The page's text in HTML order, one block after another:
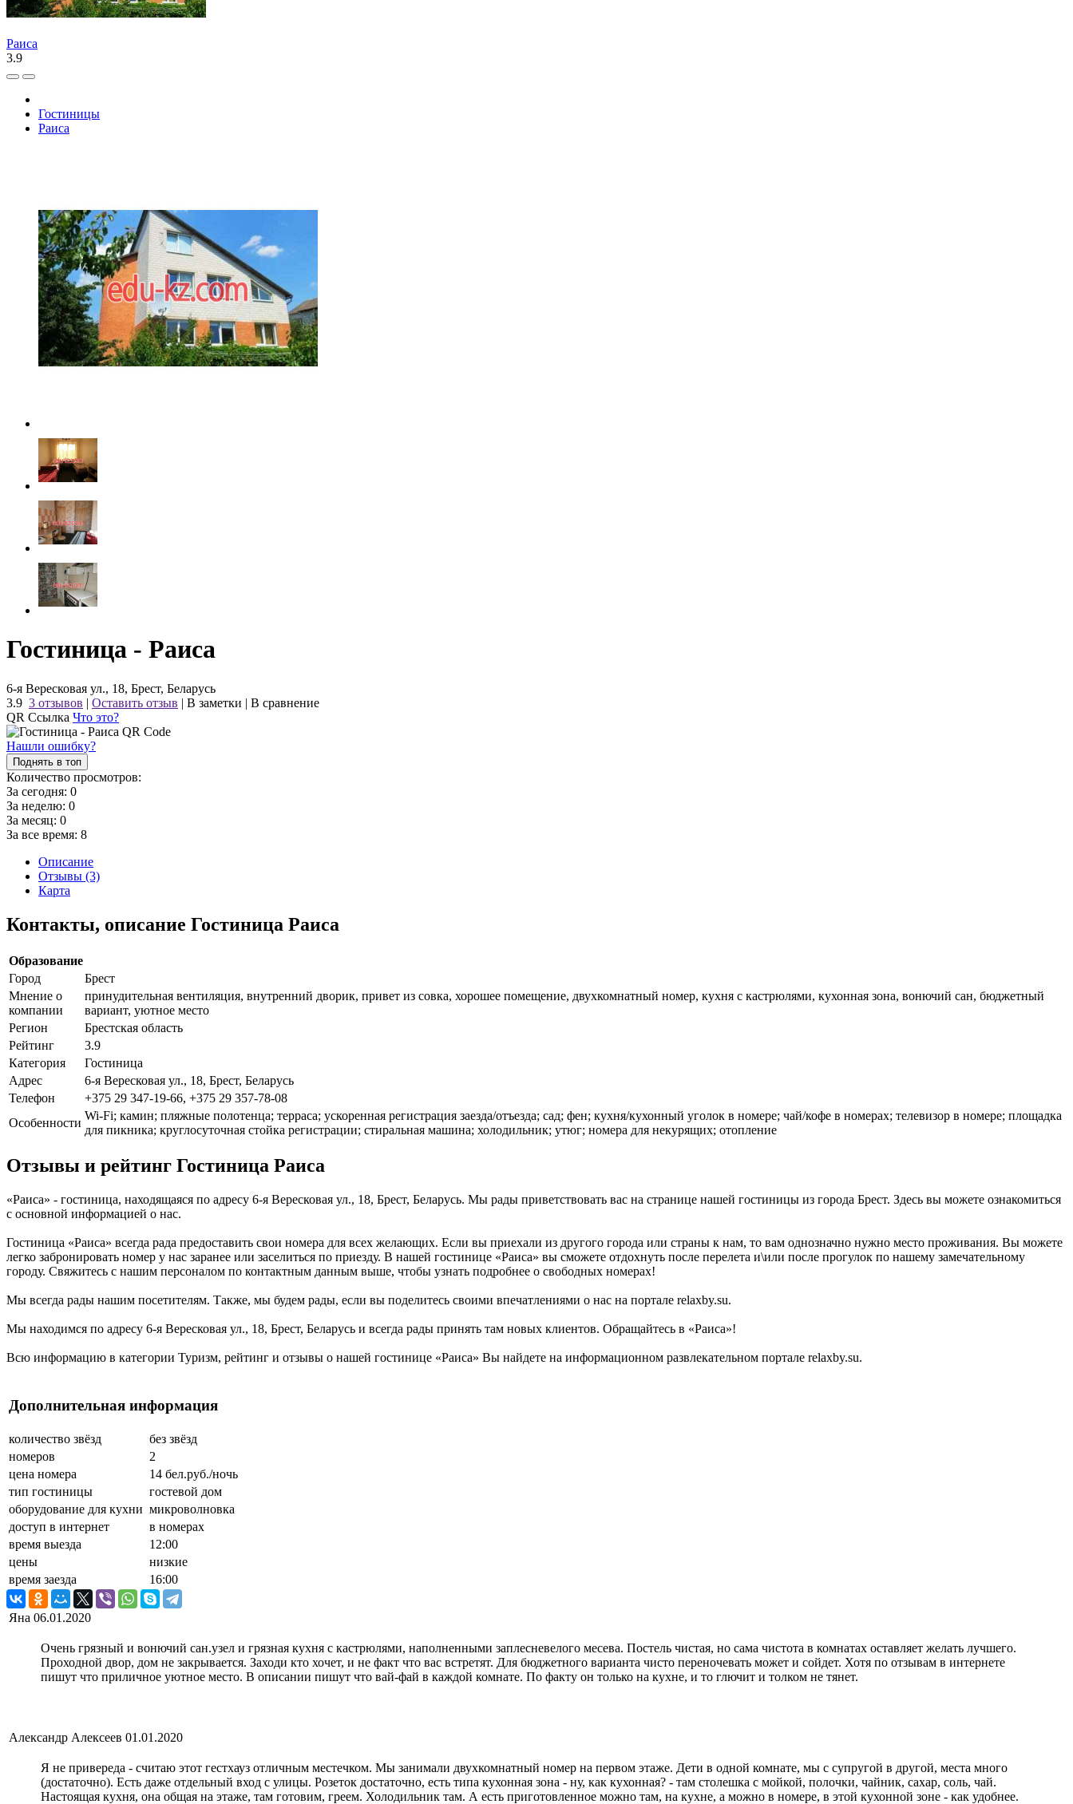
Раиса
3.9
Гостиницы
Раиса
Гостиница - Раиса
6-я Вересковая ул., 18, Брест, Беларусь
3.9 3 отзывов | Оставить отзыв | В заметки | В сравнение
QR Ссылка Что это?
Нашли ошибку?
Поднять в топ
Количество просмотров:
За сегодня: 0
За неделю: 0
За месяц: 0
За все время: 8
Описание
Отзывы (3)
Карта
Контакты, описание Гостиница Раиса
Образование
Город
Брест
Мнение о
компании
принудительная вентиляция, внутренний дворик, привет из совка, хорошее помещение, двухкомнатный номер, кухня с кастрюлями, кухонная зона, вонючий сан, бюджетный
вариант, уютное место
Регион
Брестская область
Рейтинг
3.9
Категория
Гостиница
Адрес
6-я Вересковая ул., 18, Брест, Беларусь
Телефон
+375 29 347-19-66, +375 29 357-78-08
Особенности
Wi-Fi; камин; пляжные полотенца; терраса; ускоренная регистрация заезда/отъезда; сад; фен; кухня/кухонный уголок в номере; чай/кофе в номерах; телевизор в номере; площадка
для пикника; круглосуточная стойка регистрации; стиральная машина; холодильник; утюг; номера для некурящих; отопление
Отзывы и рейтинг Гостиница Раиса
«Раиса» - гостиница, находящаяся по адресу 6-я Вересковая ул., 18, Брест, Беларусь. Мы рады приветствовать вас на странице нашей гостиницы из города Брест. Здесь вы можете ознакомиться
с основной информацией о нас.
Гостиница «Раиса» всегда рада предоставить свои номера для всех желающих. Если вы приехали из другого города или страны к нам, то вам однозначно нужно место проживания. Вы можете
легко забронировать номер у нас заранее или заселиться по приезду. В нашей гостинице «Раиса» вы сможете отдохнуть после перелета и\или после прогулок по нашему замечательному
городу. Свяжитесь с нашим персоналом по контактным данным выше, чтобы узнать подробнее о свободных номерах!
Мы всегда рады нашим посетителям. Также, мы будем рады, если вы поделитесь своими впечатлениями о нас на портале relaxby.su.
Мы находимся по адресу 6-я Вересковая ул., 18, Брест, Беларусь и всегда рады принять там новых клиентов. Обращайтесь в «Раиса»!
Всю информацию в категории Туризм, рейтинг и отзывы о нашей гостинице «Раиса» Вы найдете на информационном развлекательном портале relaxby.su.
Дополнительная информация
количество звёзд
без звёзд
номеров
2
цена номера
14 бел.руб./ночь
тип гостиницы
гостевой дом
оборудование для кухни микроволновка
доступ в интернет
в номерах
время выезда
12:00
цены
низкие
время заезда
16:00
Яна 06.01.2020
Очень грязный и вонючий сан.узел и грязная кухня с кастрюлями, наполненными заплесневелого месева. Постель чистая, но сама чистота в комнатах оставляет желать лучшего.
Проходной двор, дом не закрывается. Заходи кто хочет, и не факт что вас встретят. Для бюджетного варианта чисто переночевать может и сойдет. Хотя по отзывам в интернете
пишут что приличное уютное место. В описании пишут что вай-фай в каждой комнате. По факту он только на кухне, и то глючит и толком не тянет.
Александр Алексеев 01.01.2020
Я не привереда - считаю этот гестхауз отличным местечком. Мы занимали двухкомнатный номер на первом этаже. Дети в одной комнате, мы с супругой в другой, места много
(достаточно). Есть даже отдельный вход с улицы. Розеток достаточно, есть типа кухонная зона - ну, как кухонная? - там столешка с мойкой, полочки, чайник, сахар, соль, чай.
Настоящая кухня, она общая на этаже, там готовим, греем. Холодильник там. А есть приготовленное можно там, на кухне, а можно в номере, в этой кухонной зоне - как удобнее.